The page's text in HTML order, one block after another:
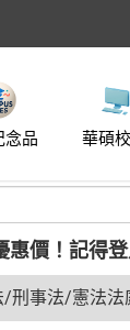
念品 華碩
價！ 記得
事法/憲法